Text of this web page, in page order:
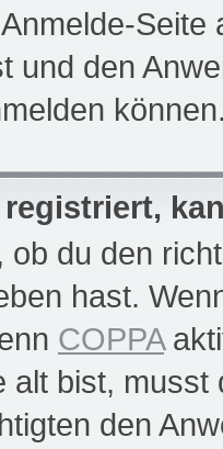
Seite
und den
ob du den
hast.
COPPA
alt bist,
den